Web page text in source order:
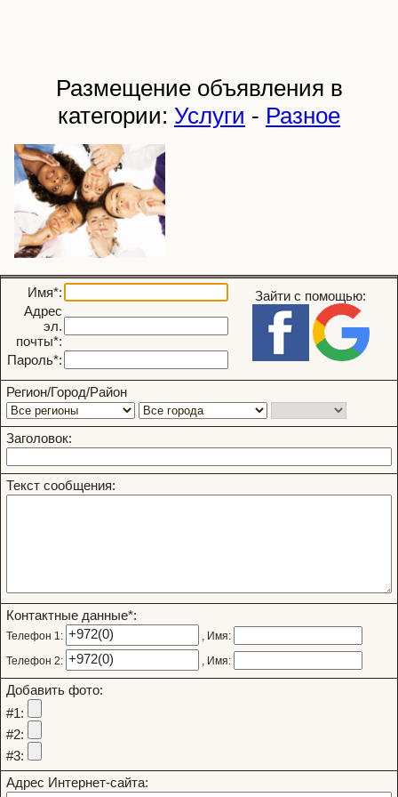
Размещение объявления в
категории: Услуги - Разное
Имя*:
Зайти с помощью:
Адрес
эл.
почты*:
Пароль*:
Регион/Город/Район
Заголовок:
Текст сообщения:
Контактные данные*:
Телефон 1: +972(0)
, Имя:
Телефон 2: +972(0) , Имя:
Добавить фото:
#1:
#2:
#3:
Адрес Интернет-сайта: